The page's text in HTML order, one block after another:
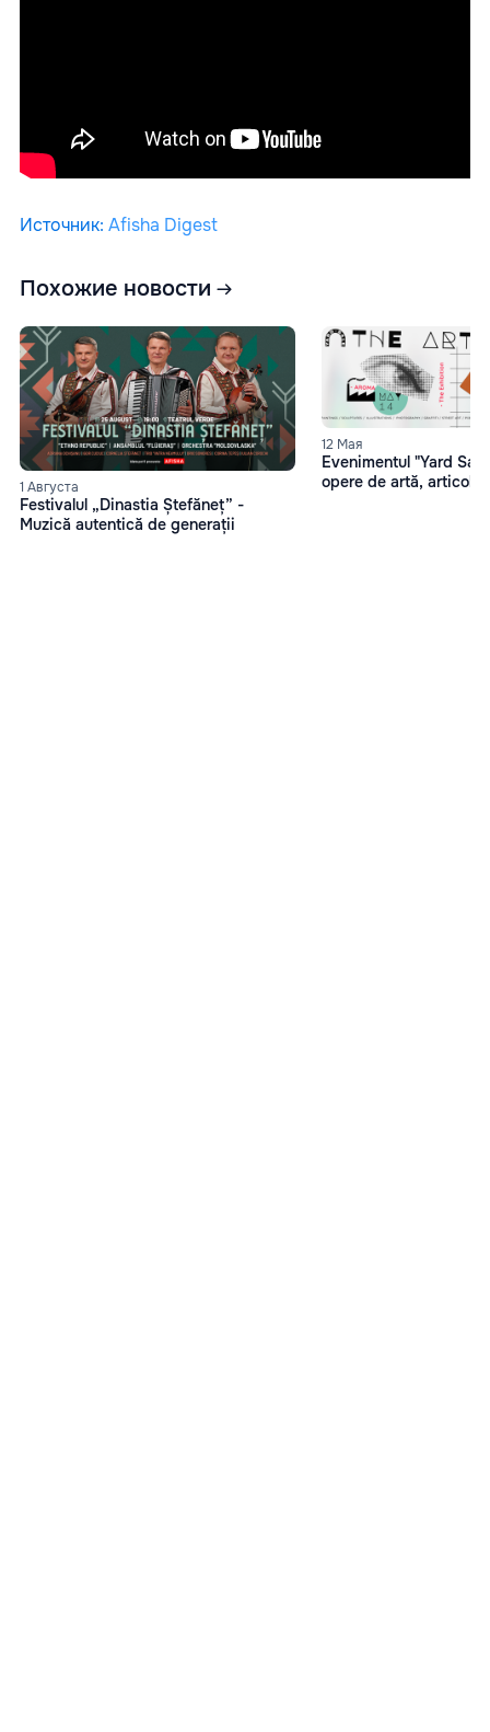
Источник: Afisha Digest
Похожие новости
1 Августа
Festivalul „Dinastia Ștefăneț” -
Muzică autentică de generații
12 Мая
Evenimentul "Yard
opere de artă, articole